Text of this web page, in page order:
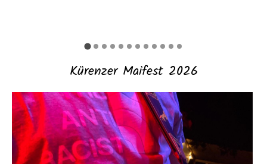
Kürenzer Maifest 2026